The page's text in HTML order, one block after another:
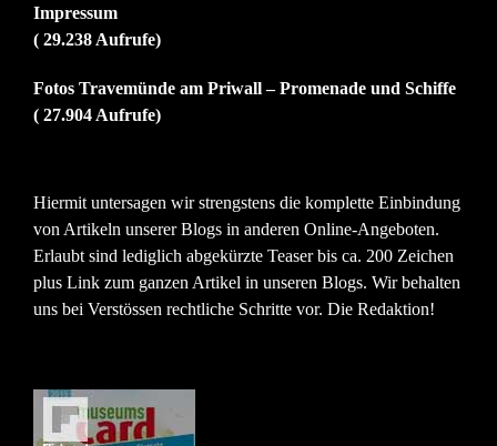
Impressum
( 29.238 Aufrufe)
Fotos Travemünde am Priwall – Promenade und Schiffe
( 27.904 Aufrufe)
Hiermit untersagen wir strengstens die komplette Einbindung
von Artikeln unserer Blogs in anderen Online-Angeboten.
Erlaubt sind lediglich abgekürzte Teaser bis ca. 200 Zeichen
plus Link zum ganzen Artikel in unseren Blogs. Wir behalten
uns bei Verstössen rechtliche Schritte vor. Die Redaktion!